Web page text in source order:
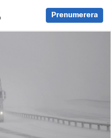
Prenumerera